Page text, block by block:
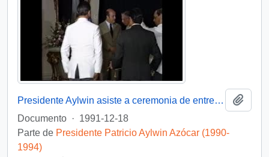
Presidente Aylwin asiste a ceremonia de entrega de Condecoración a Generales del Ejercito : video
Documento · 1991-12-18
Parte de Presidente Patricio Aylwin Azócar (1990-
1994)